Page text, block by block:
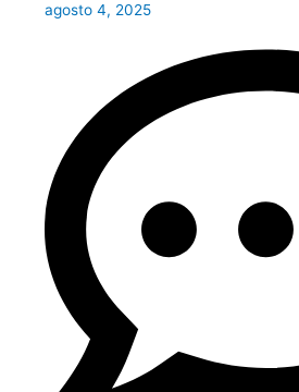
agosto 4, 2025